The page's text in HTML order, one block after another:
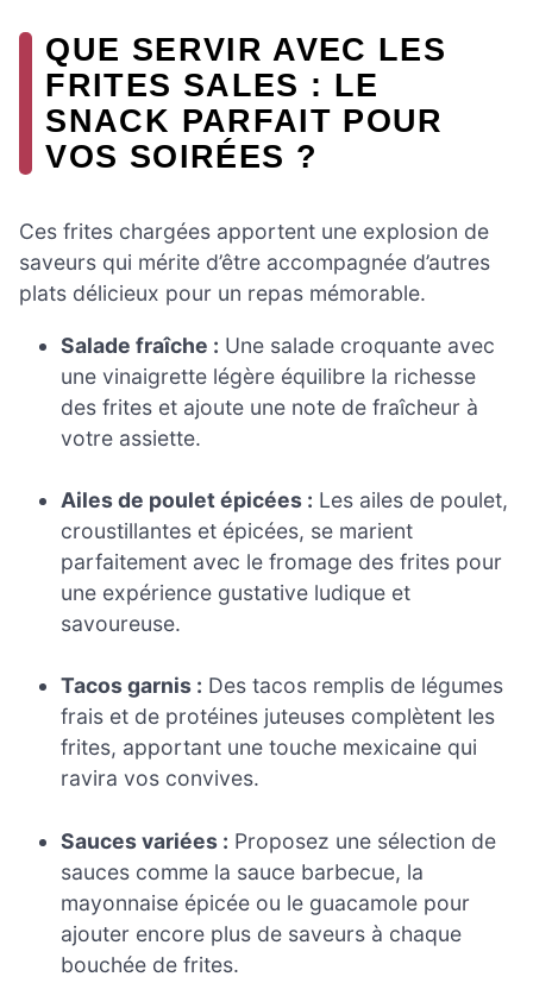
QUE SERVIR AVEC LES
FRITES SALES : LE
SNACK PARFAIT POUR
VOS SOIRÉES ?
Ces frites chargées apportent une explosion de
saveurs qui mérite d’être accompagnée d’autres
plats délicieux pour un repas mémorable.
Salade fraîche : Une salade croquante avec
une vinaigrette légère équilibre la richesse
des frites et ajoute une note de fraîcheur à
votre assiette.
Ailes de poulet épicées : Les ailes de poulet,
croustillantes et épicées, se marient
parfaitement avec le fromage des frites pour
une expérience gustative ludique et
savoureuse.
Tacos garnis : Des tacos remplis de légumes
frais et de protéines juteuses complètent les
frites, apportant une touche mexicaine qui
ravira vos convives.
Sauces variées : Proposez une sélection de
sauces comme la sauce barbecue, la
mayonnaise épicée ou le guacamole pour
ajouter encore plus de saveurs à chaque
bouchée de frites.